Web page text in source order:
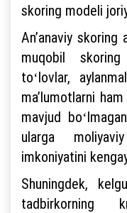
skoring modeli
Anʼanaviy
muqobil
toʻlovlar,
maʼlumotlarni
mavjud
ularga
imkoniyatini
Shuningdek,
tadbirkorning